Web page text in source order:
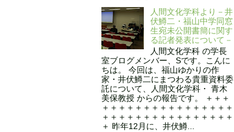
人間文化学科より－井
伏鱒二・福山中学同窓
生宛未公開書簡に関す
る記者発表について－
人間文化学科 の学長
室ブログメンバー、Sです。こんに
ちは。 今回は、福山ゆかりの作
家・井伏鱒二にまつわる貴重資料委
託について、人間文化学科・ 青木
美保教授 からの報告です。 ＋＋＋
＋＋＋＋＋＋＋＋＋＋＋＋＋＋＋＋
＋＋＋＋＋＋＋＋＋＋＋＋＋＋＋＋
＋ 昨年12月に、井伏鱒...